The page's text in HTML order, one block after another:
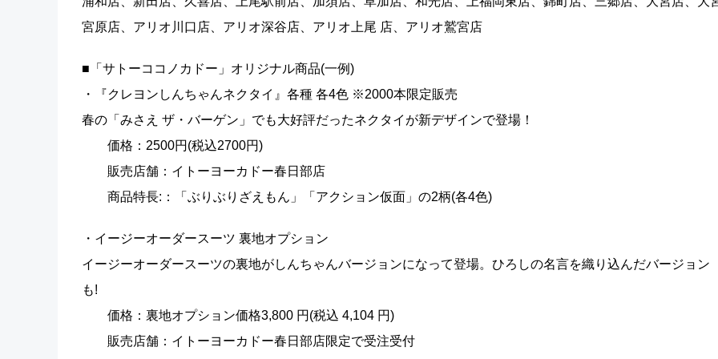
宮原店、アリオ川口店、アリオ深谷店、アリオ上尾 店、アリオ鷲宮店
■「サトーココノカドー」オリジナル商品(一例)
・『クレヨンしんちゃんネクタイ』各種 各4色 ※2000本限定販売
春の「みさえ ザ・バーゲン」でも大好評だったネクタイが新デザインで登場！
価格：2500円(税込2700円)
販売店舗：イトーヨーカドー春日部店
商品特長:：「ぶりぶりざえもん」「アクション仮面」の2柄(各4色)
・イージーオーダースーツ 裏地オプション
イージーオーダースーツの裏地がしんちゃんバージョンになって登場。ひろしの名言を織り込んだバージョン
も!
価格：裏地オプション価格3,800 円(税込 4,104 円)
販売店舗：イトーヨーカドー春日部店限定で受注受付